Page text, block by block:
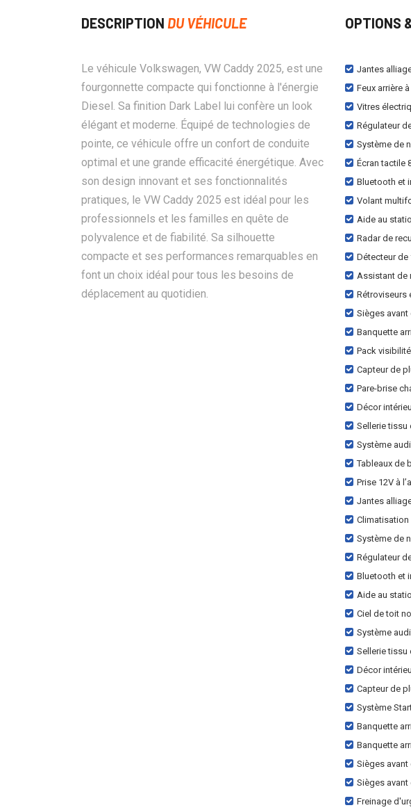
DESCRIPTION DU VÉHICULE
Le véhicule Volkswagen, VW Caddy 2025, est une
fourgonnette compacte qui fonctionne à l'énergie
Diesel. Sa finition Dark Label lui confère un look
élégant et moderne. Équipé de technologies de
pointe, ce véhicule offre un confort de conduite
optimal et une grande efficacité énergétique. Avec
son design innovant et ses fonctionnalités
pratiques, le VW Caddy 2025 est idéal pour les
professionnels et les familles en quête de
polyvalence et de fiabilité. Sa silhouette
compacte et ses performances remarquables en
font un choix idéal pour tous les besoins de
déplacement au quotidien.
OPTIONS
Jantes
Feux arrière à
Vitres
Régulateur
Système de
Écran tactile
Bluetooth et
Volant
Aide au
Radar de recul
Détecteur
Assistant de
Rétroviseurs
Sièges
Banquette
Pack visibilité
Capteur de
Pare-brise
Décor
Sellerie tissu
Système
Tableaux de
Prise 12V à
Jantes
Système de
Régulateur
Bluetooth et
Aide au
Ciel de toit
Système
Sellerie tissu
Décor
Capteur de
Système
Banquette
Banquette
Sièges
Sièges
Freinage